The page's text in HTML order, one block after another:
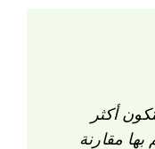
أكثر
بها مقارنة